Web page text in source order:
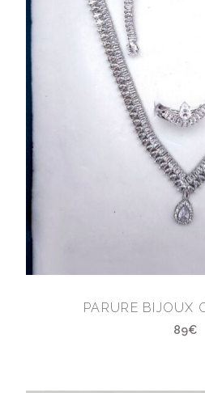
PARURE BIJOUX
89€